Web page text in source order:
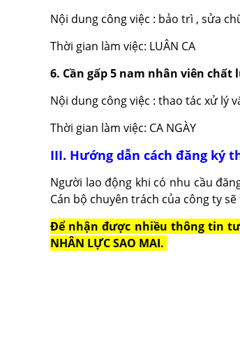
Nội dung công việc : bảo trì , sửa
Thời gian làm việc: LUÂN CA
6. Cần gấp 5 nam nhân viên chất
Nội dung công việc : thao tác xử lý
Thời gian làm việc: CA NGÀY
III. Hướng dẫn cách đăng ký
Người lao động khi có nhu cầu
Cán bộ chuyên trách của công ty sẽ
Để nhận được nhiều thông tin tư
NHÂN LỰC SAO MAI.